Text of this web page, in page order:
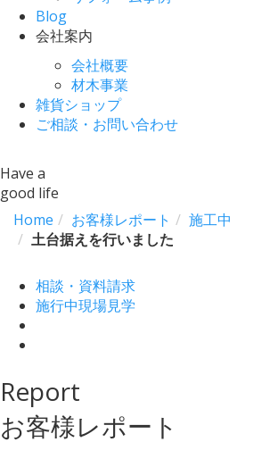
Blog
会社案内
会社概要
材木事業
雑貨ショップ
ご相談・お問い合わせ
Have a
good life
Home
お客様レポート
施工中
土台据えを行いました
相談・資料請求
施行中現場見学
Report
お客様レポート